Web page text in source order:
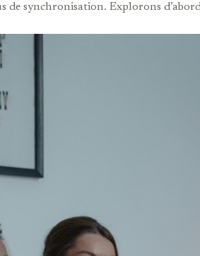
de synchronisation. Explorons